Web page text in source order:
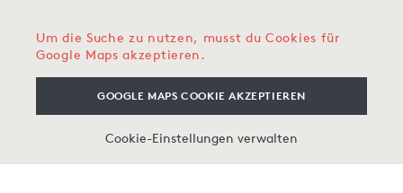
Um die Suche zu nutzen, musst du Cookies für
Google Maps akzeptieren.
GOOGLE MAPS COOKIE AKZEPTIEREN
Cookie-Einstellungen verwalten